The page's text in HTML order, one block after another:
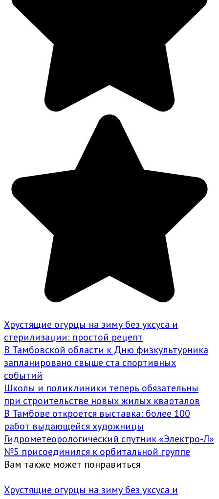
Хрустящие огурцы на зиму без уксуса и
стерилизации: простой рецепт
В Тамбовской области к Дню физкультурника
запланировано свыше ста спортивных
событий
Школы и поликлиники теперь обязательны
при строительстве новых жилых кварталов
В Тамбове откроется выставка: более 100
работ выдающейся художницы
Гидрометеорологический спутник «Электро-Л»
№5 присоединился к орбитальной группе
Вам также может понравиться
Хрустящие огурцы на зиму без уксуса и